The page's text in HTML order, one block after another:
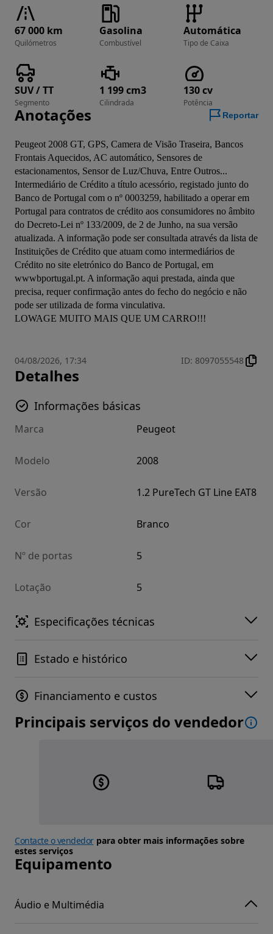
67 000 km
Quilómetros
Gasolina
Combustível
Automática
Tipo de Caixa
SUV / TT
Segmento
1 199 cm3
Cilindrada
130 cv
Potência
Anotações Reportar
Peugeot 2008 GT, GPS, Camera de Visão Traseira, Bancos
Frontais Aquecidos, AC automático, Sensores de
estacionamentos, Sensor de Luz/Chuva, Entre Outros...
Intermediário de Crédito a título acessório, registado junto do
Banco de Portugal com o nº 0003259, habilitado a operar em
Portugal para contratos de crédito aos consumidores no âmbito
do Decreto-Lei nº 133/2009, de 2 de Junho, na sua versão
atualizada. A informação pode ser consultada através da lista de
Instituições de Crédito que atuam como intermediários de
Crédito no site eletrónico do Banco de Portugal, em
wwwbportugal.pt. A informação aqui prestada, ainda que
precisa, requer confirmação antes do fecho do negócio e não
pode ser utilizada de forma vinculativa.
LOWAGE MUITO MAIS QUE UM CARRO!!!
04/08/2026, 17:34 ID: 8097055548
Detalhes
Informações básicas
Marca Peugeot
Modelo 2008
Versão 1.2 PureTech GT Line EAT8
Cor Branco
Nº de portas 5
Lotação 5
Especificações técnicas
Estado e histórico
Financiamento e custos
Principais serviços do vendedor
Contacte o vendedorpara obter mais informações sobre
estes serviços
Equipamento
Áudio e Multimédia